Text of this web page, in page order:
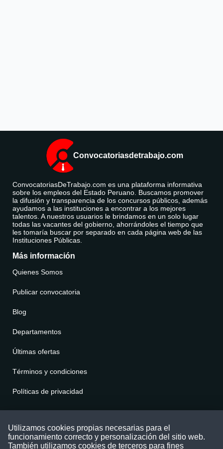
Convocatoriasdetrabajo.com
ConvocatoriasDeTrabajo.com es una plataforma informativa
sobre los empleos del Estado Peruano. Buscamos promover
la difusión y transparencia de los concursos públicos, además
ayudamos a las instituciones a encontrar a los mejores
talentos. A nuestros usuarios le brindamos en un solo lugar
todas las vacantes del gobierno, ahorrándoles el tiempo que
les tomaría buscar por separado en cada página web de las
Instituciones Públicas.
Más información
Quienes Somos
Publicar convocatoria
Blog
Departamentos
Últimas ofertas
Términos y condiciones
Políticas de privacidad
Puede comunicarse con nosotros a través
Utilizamos cookies propias necesarias para el
funcionamiento correcto y personalización del sitio web.
También utilizamos cookies de terceros para fines